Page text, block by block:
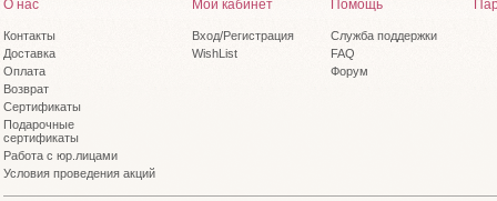
О нас
Контакты
Доставка
Оплата
Возврат
Сертификаты
Подарочные
сертификаты
Работа с юр.лицами
Условия проведения акций
Мой кабинет
Вход/Регистрация
WishList
Помощь
Служба поддержки
FAQ
Форум